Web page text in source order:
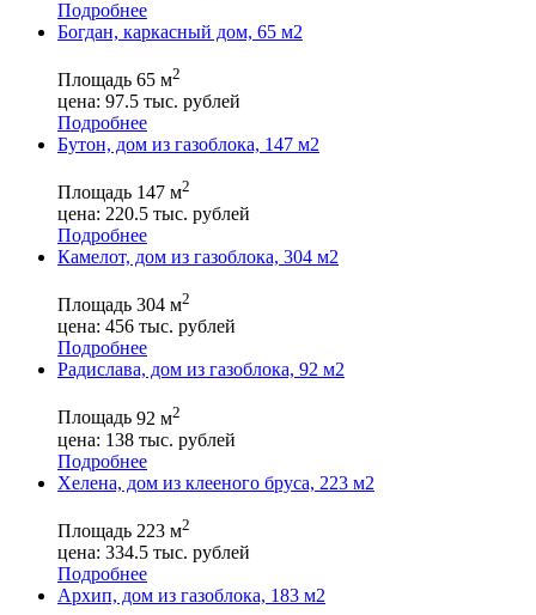
Подробнее
Богдан, каркасный дом, 65 м2
Площадь 65 м2
цена: 97.5 тыс. рублей
Подробнее
Бутон, дом из газоблока, 147 м2
Площадь 147 м2
цена: 220.5 тыс. рублей
Подробнее
Камелот, дом из газоблока, 304 м2
Площадь 304 м2
цена: 456 тыс. рублей
Подробнее
Радислава, дом из газоблока, 92 м2
Площадь 92 м2
цена: 138 тыс. рублей
Подробнее
Хелена, дом из клееного бруса, 223 м2
Площадь 223 м2
цена: 334.5 тыс. рублей
Подробнее
Архип, дом из газоблока, 183 м2